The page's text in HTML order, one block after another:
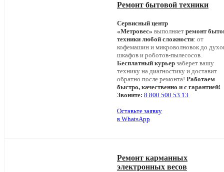
Ремонт бытовой техники
Сервисный центр
«Метровес» выполняет ремонт
техники любой сложности: от
кофемашин и микроволновок до
шкафов и роботов-пылесосов.
Бесплатный курьер заберет вашу
технику на диагностику и доставит
обратно после ремонта! Работаем
быстро, качественно и с гарантией!
Звоните: 8 800 500 53 13
Оставьте заявку
в WhatsApp
Ремонт карманных
электронных весов